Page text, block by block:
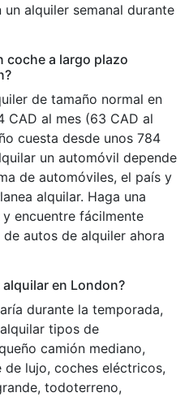
alquiler semanal durante
coche a largo plazo
de tamaño normal en
CAD al mes (63 CAD al
cuesta desde unos 784
un automóvil depende
de automóviles, el país y
alquilar. Haga una
encuentre fácilmente
autos de alquiler ahora
en London?
durante la temporada,
tipos de
camión mediano,
lujo, coches eléctricos,
todoterreno,